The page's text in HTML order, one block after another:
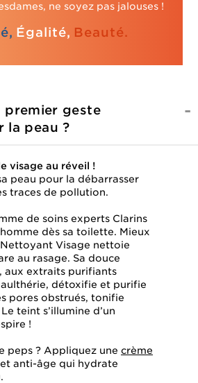
ne soyez pas jalouses !
Égalité, Beauté.
premier geste
la peau ?
visage au réveil !
peau pour la débarrasser
traces de pollution.
de soins experts Clarins
dès sa toilette. Mieux
Visage nettoie
au rasage. Sa douce
aux extraits purifiants
détoxifie et purifie
pores obstrués, tonifie
teint s’illumine d’un
!
peps ? Appliquez une crème
et anti-âge qui hydrate